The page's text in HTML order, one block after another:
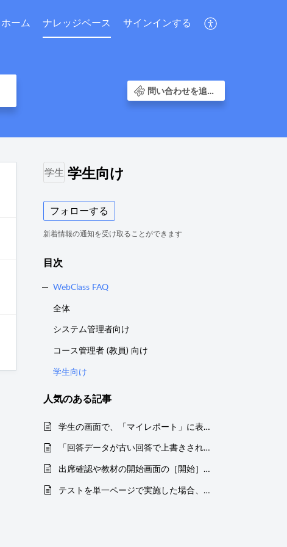
ホーム ナレッジベース サインインする
問い合わせを追加する
学生 学生向け
フォローする
新着情報の通知を受け取ることができます
目次
WebClass FAQ
全体
システム管理者向け
コース管理者 (教員) 向け
学生向け
人気のある記事
学生の画面で、「マイレポート」に表示される「成績」と、教材の「結果履歴」に表示される「成績」とは同じものですか？
「回答データが古い回答で上書きされることを防ぐため回答の保存を中止しました。」と出てしまいます。
出席確認や教材の開始画面の［開始］ボタンをクリックできない
テストを単一ページで実施した場合、途中でネットワークが切れたときの回答はどうなりますか？（学生）